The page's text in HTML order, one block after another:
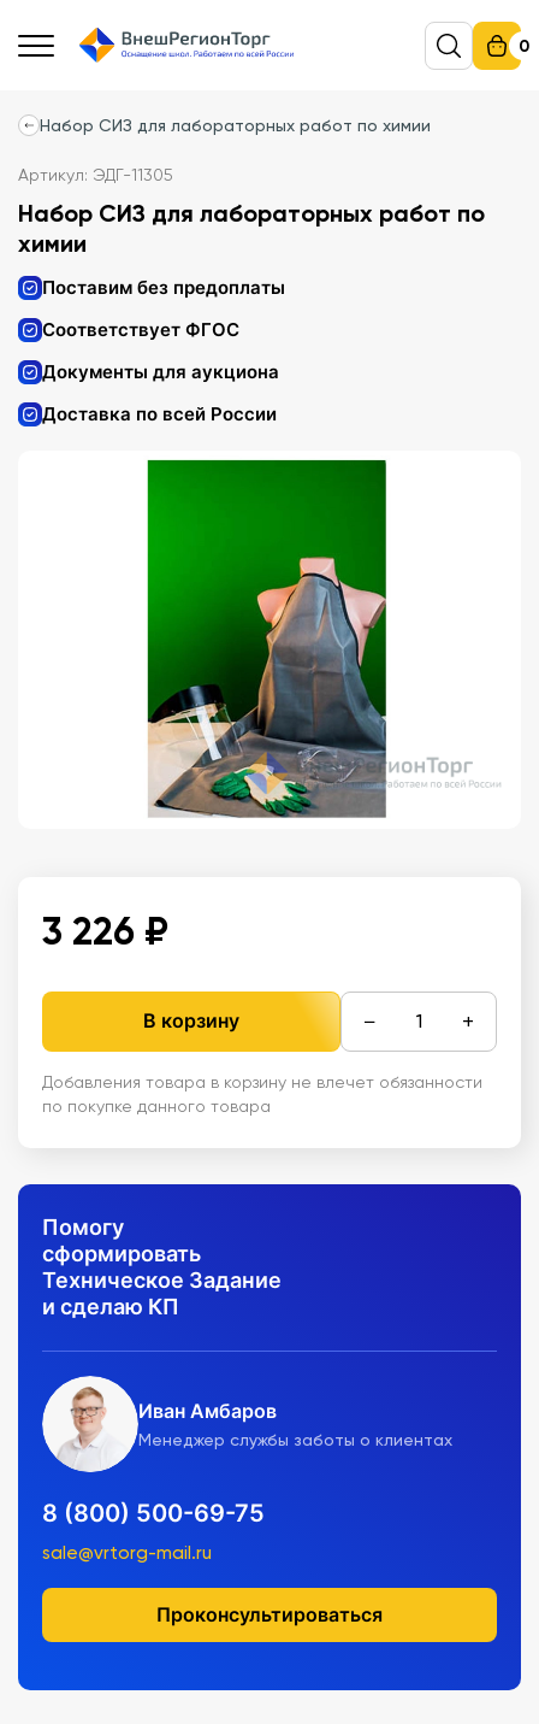
0
Набор СИЗ для лабораторных работ по химии
Артикул: ЭДГ-11305
Набор СИЗ для лабораторных работ по
химии
Поставим без предоплаты
Соответствует ФГОС
Документы для аукциона
Доставка по всей России
3 226 ₽
В корзину − +
Добавления товара в корзину не влечет обязанности
по покупке данного товара
Помогу
сформировать
Техническое Задание
и сделаю КП
Иван Амбаров
Менеджер службы заботы о клиентах
8 (800) 500-69-75
sale@vrtorg-mail.ru
Проконсультироваться